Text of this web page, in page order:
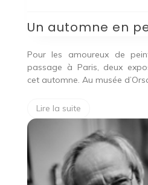
Un automne en
Pour les amoureux de
passage à Paris, deux
cet automne. Au musée
Lire la suite